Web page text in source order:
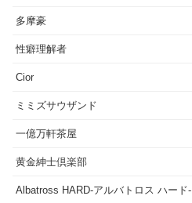
多摩豪
性癖理解者
Cior
ミミズサウザンド
一億万軒茶屋
黄金紳士倶楽部
Albatross HARD‐アルバトロス ハード‐